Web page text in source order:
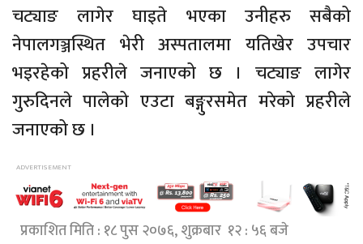
चट्याङ लागेर घाइते भएका उनीहरु सबैको
नेपालगञ्जस्थित भेरी अस्पतालमा यतिखेर उपचार
भइरहेको प्रहरीले जनाएको छ । चट्याङ लागेर
गुरुदिनले पालेको एउटा बङ्गुरसमेत मरेको प्रहरीले
जनाएको छ ।
प्रकाशित मिति : १८ पुस २०७६, शुक्रबार १२ : ५६ बजे